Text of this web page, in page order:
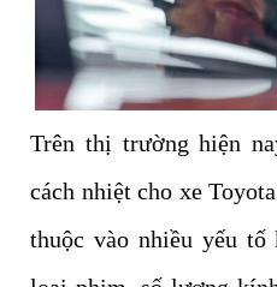
Trên thị trường hiện
cách nhiệt cho xe
thuộc vào nhiều yếu tố